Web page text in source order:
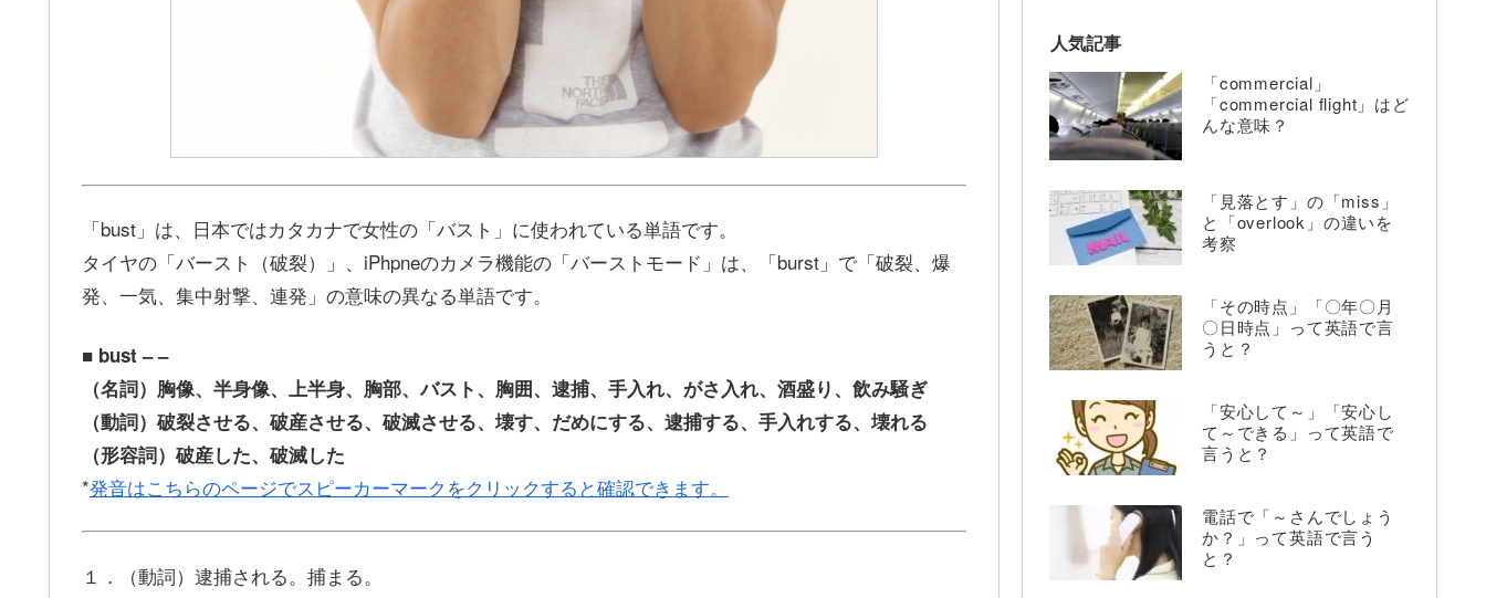
「bust」は、日本ではカタカナで女性の「バスト」に使われている単語です。
タイヤの「バースト（破裂）」、iPhpneのカメラ機能の「バーストモード」は、「burst」で「破裂、爆
発、一気、集中射撃、連発」の意味の異なる単語です。
■ bust – –
（名詞）胸像、半身像、上半身、胸部、バスト、胸囲、逮捕、手入れ、がさ入れ、酒盛り、飲み騒ぎ
（動詞）破裂させる、破産させる、破滅させる、壊す、だめにする、逮捕する、手入れする、壊れる
（形容詞）破産した、破滅した
*発音はこちらのページでスピーカーマークをクリックすると確認できます。
１．（動詞）逮捕される。捕まる。
人気記事
「commercial」
「commercial flight」はど
んな意味？
「見落とす」の「miss」
と「overlook」の違いを
考察
「その時点」「〇年〇月
〇日時点」って英語で言
うと？
「安心して～」「安心し
て～できる」って英語で
言うと？
電話で「～さんでしょう
か？」って英語で言う
と？